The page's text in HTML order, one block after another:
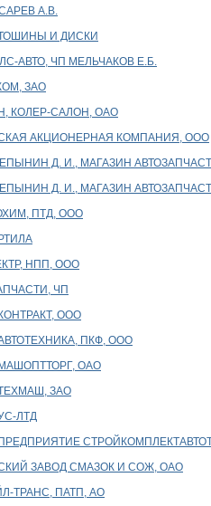
А.В.
И ДИСКИ
АВТО, ЧП МЕЛЬЧАКОВ Е.Б.
ЗАО
КОЛЕР-САЛОН, ОАО
АКЦИОНЕРНАЯ КОМПАНИЯ, ООО
Д. И., МАГАЗИН
Д. И., МАГАЗИН
ПТД, ООО
НПП, ООО
ЧП
ООО
ПКФ, ООО
ОАО
ЗАО
ЛТД
ЗАВОД СМАЗОК И СОЖ, ОАО
ТРАНС, ПАТП, АО